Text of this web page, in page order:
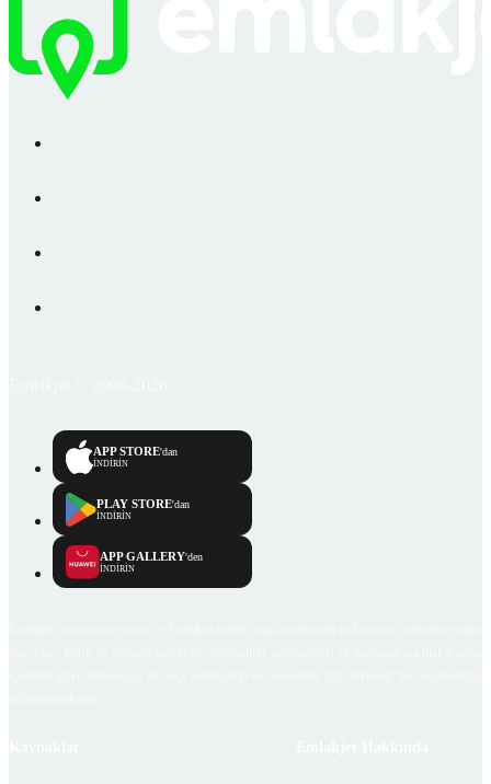
APP STORE'dan
İNDİRİN
PLAY STORE'dan
İNDİRİN
APP GALLERY'den
İNDİRİN